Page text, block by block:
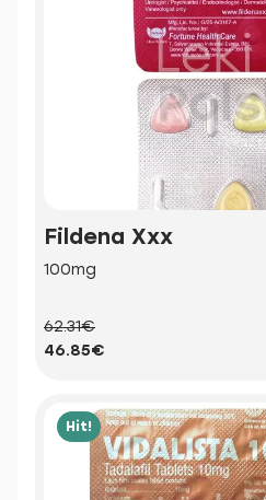
Fildena Xxx
100mg
62.31€
46.85€
Hit!